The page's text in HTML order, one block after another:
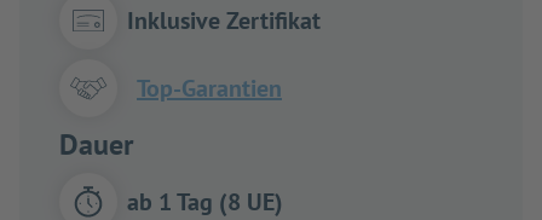
Inklusive Zertifikat
Top-Garantien
Dauer
ab 1 Tag (8 UE)